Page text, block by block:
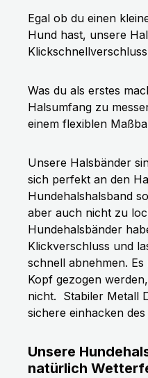
Egal ob du einen
Hund hast, unsere
Was du als erstes
Halsumfang zu
einem flexiblen
Unsere Halsbänder
sich perfekt an den
Hundehalshalsband
aber auch nicht zu
Hundehalsbänder
Klickverschluss und
schnell abnehmen.
Kopf gezogen
nicht. Stabiler Metall
sichere einhacken
Unsere
natürlich